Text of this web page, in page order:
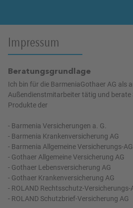
Impressum
Beratungsgrundlage
Ich bin für die BarmeniaGothaer AG als
Außendienstmitarbeiter tätig und berate
Produkte der
- Barmenia Versicherungen a. G.
- Barmenia Krankenversicherung AG
- Barmenia Allgemeine Versicherungs-AG
- Gothaer Allgemeine Versicherung AG
- Gothaer Lebensversicherung AG
- Gothaer Krankenversicherung AG
- ROLAND Rechtsschutz-Versicherungs-
- ROLAND Schutzbrief-Versicherung AG